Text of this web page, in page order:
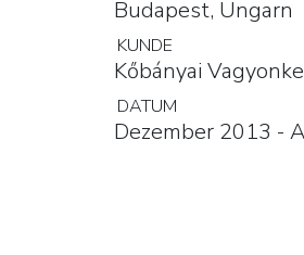
Budapest, Ungarn
KUNDE
Kőbányai
DATUM
Dezember 2013 -